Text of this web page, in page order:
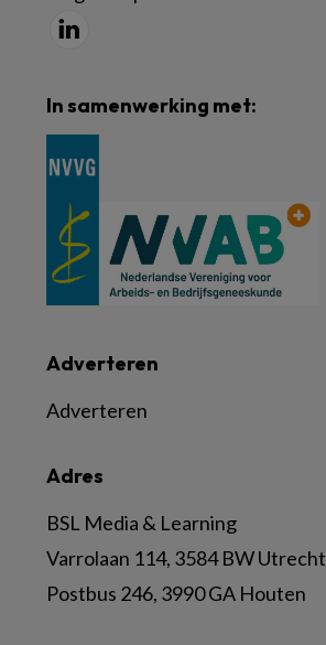
Adres
BSL Media & Learning
Varrolaan 114, 3584 BW Utrecht
Postbus 246, 3990 GA Houten
Adverteren
Adverteren
In samenwerking met: